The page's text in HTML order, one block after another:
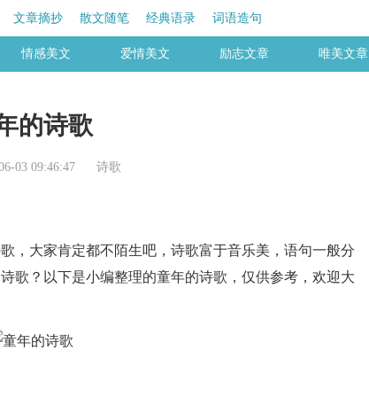
文章摘抄 散文随笔 经典语录 词语造句
情感美文 爱情美文 励志文章 唯美文章
的诗歌
03 09:46:47 诗歌
大家肯定都不陌生吧，诗歌富于音乐美，语句一般分
歌？以下是小编整理的童年的诗歌，仅供参考，欢迎大